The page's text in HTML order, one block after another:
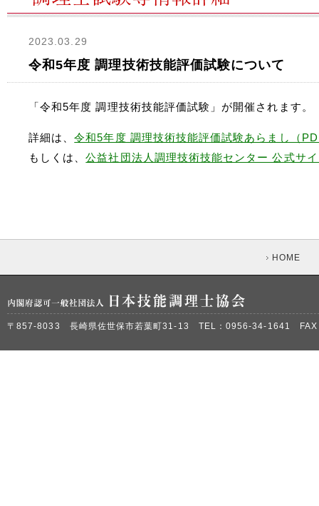
2023.03.29
令和5年度 調理技術技能評価試験について
「令和5年度 調理技術技能評価試験」が開催されます。
詳細は、令和5年度 調理技術技能評価試験あらまし（
もしくは、公益社団法⼈調理技術技能センター 公式サ
HOME
〒857-8033 長崎県佐世保市若葉町31-13 TEL：0956-34-1641